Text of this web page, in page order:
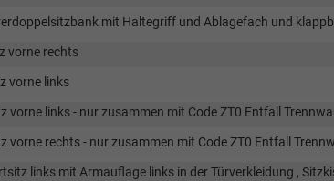
mit Haltegriff und Ablagefach und
vorne rechts
vorne links
vorne links - nur zusammen mit Code ZT0 Entfall
vorne rechts - nur zusammen mit Code ZT0 Entfall
links mit Armauflage links in der Türverkleidung ,